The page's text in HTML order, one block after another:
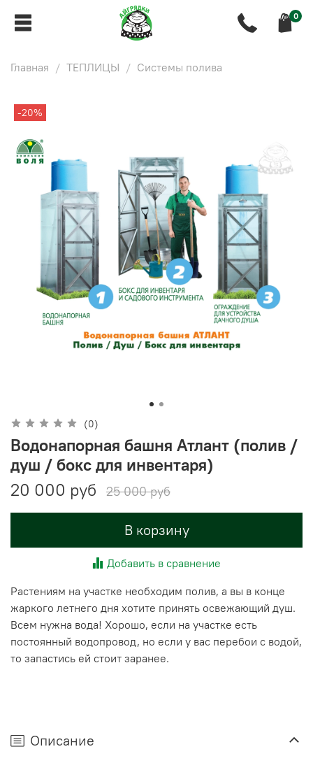
0
Главная ТЕПЛИЦЫ Системы полива
-20%
(0)
Водонапорная башня Атлант (полив /
душ / бокс для инвентаря)
20 000 руб
25 000 руб
В корзину
Добавить в сравнение
Растениям на участке необходим полив, а вы в конце
жаркого летнего дня хотите принять освежающий душ.
Всем нужна вода! Хорошо, если на участке есть
постоянный водопровод, но если у вас перебои с водой,
то запастись ей стоит заранее.
Описание